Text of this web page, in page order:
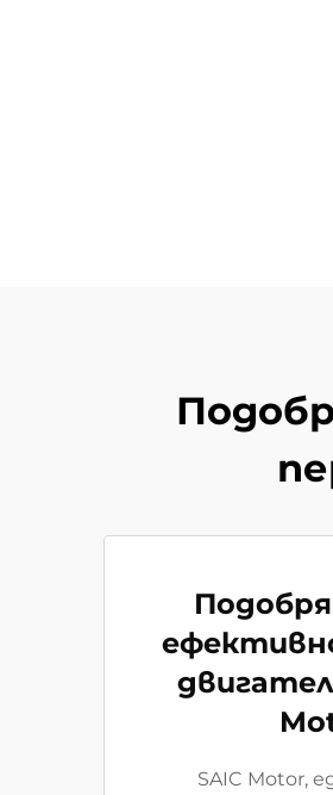
SAIC Motor,